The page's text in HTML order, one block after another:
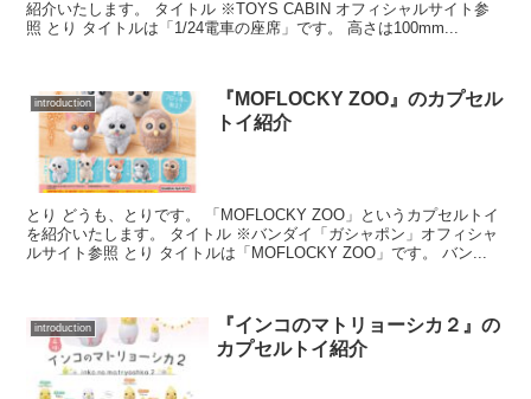
紹介いたします。 タイトル ※TOYS CABIN オフィシャルサイト参
照 とり タイトルは「1/24電車の座席」です。 高さは100mm...
introduction
『MOFLOCKY ZOO』のカプセル
トイ紹介
とり どうも、とりです。 「MOFLOCKY ZOO」というカプセルトイ
を紹介いたします。 タイトル ※バンダイ「ガシャポン」オフィシャ
ルサイト参照 とり タイトルは「MOFLOCKY ZOO」です。 バン...
introduction
『インコのマトリョーシカ２』の
カプセルトイ紹介